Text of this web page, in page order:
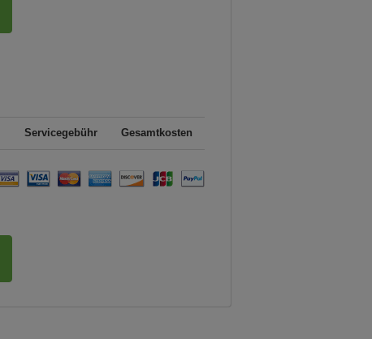
Servicegebühr Gesamtkosten